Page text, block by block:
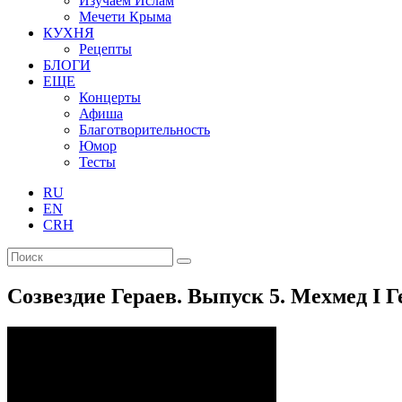
Мечети Крыма
КУХНЯ
Рецепты
БЛОГИ
ЕЩЕ
Концерты
Афиша
Благотворительность
Юмор
Тесты
RU
EN
CRH
Созвездие Гераев. Выпуск 5. Мехмед I